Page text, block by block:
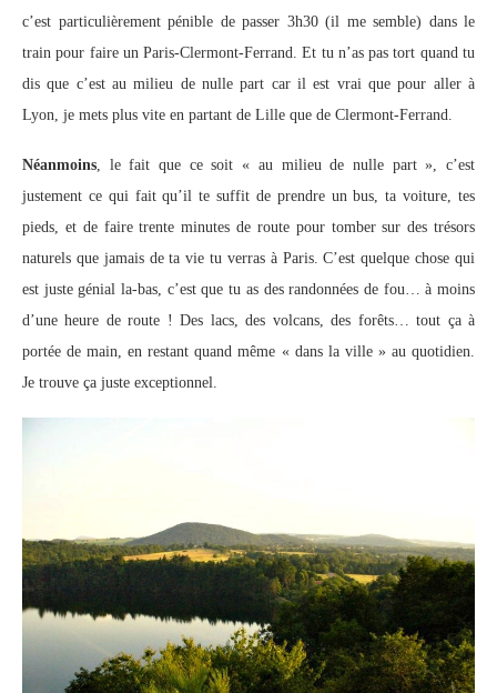
c’est particulièrement pénible de passer 3h30 (il me semble) dans le
train pour faire un Paris-Clermont-Ferrand. Et tu n’as pas tort quand tu
dis que c’est au milieu de nulle part car il est vrai que pour aller à
Lyon, je mets plus vite en partant de Lille que de Clermont-Ferrand.
Néanmoins , le fait que ce soit « au milieu de nulle part », c’est
justement ce qui fait qu’il te suffit de prendre un bus, ta voiture, tes
pieds, et de faire trente minutes de route pour tomber sur des trésors
naturels que jamais de ta vie tu verras à Paris. C’est quelque chose qui
est juste génial la-bas, c’est que tu as des randonnées de fou… à moins
d’une heure de route ! Des lacs, des volcans, des forêts… tout ça à
portée de main, en restant quand même « dans la ville » au quotidien.
Je trouve ça juste exceptionnel.